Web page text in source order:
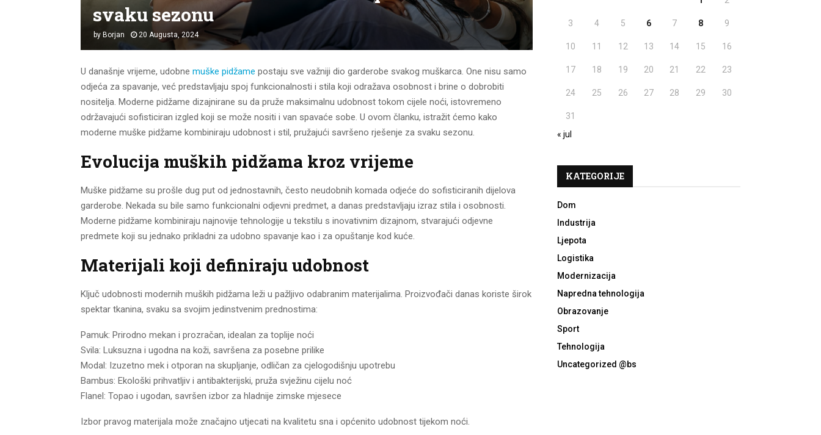
svaku sezonu
by Borjan 20 Augusta, 2024
U današnje vrijeme, udobne muške pidžame postaju sve važniji dio garderobe svakog muškarca. One nisu samo
odjeća za spavanje, već predstavljaju spoj funkcionalnosti i stila koji odražava osobnost i brine o dobrobiti
nositelja. Moderne pidžame dizajnirane su da pruže maksimalnu udobnost tokom cijele noći, istovremeno
održavajući sofisticiran izgled koji se može nositi i van spavaće sobe. U ovom članku, istražit ćemo kako
moderne muške pidžame kombiniraju udobnost i stil, pružajući savršeno rješenje za svaku sezonu.
Evolucija muških pidžama kroz vrijeme
Muške pidžame su prošle dug put od jednostavnih, često neudobnih komada odjeće do sofisticiranih dijelova
garderobe. Nekada su bile samo funkcionalni odjevni predmet, a danas predstavljaju izraz stila i osobnosti.
Moderne pidžame kombiniraju najnovije tehnologije u tekstilu s inovativnim dizajnom, stvarajući odjevne
predmete koji su jednako prikladni za udobno spavanje kao i za opuštanje kod kuće.
Materijali koji definiraju udobnost
Ključ udobnosti modernih muških pidžama leži u pažljivo odabranim materijalima. Proizvođači danas koriste širok
spektar tkanina, svaku sa svojim jedinstvenim prednostima:
Pamuk: Prirodno mekan i prozračan, idealan za toplije noći
Svila: Luksuzna i ugodna na koži, savršena za posebne prilike
Modal: Izuzetno mek i otporan na skupljanje, odličan za cjelogodišnju upotrebu
Bambus: Ekološki prihvatljiv i antibakterijski, pruža svježinu cijelu noć
Flanel: Topao i ugodan, savršen izbor za hladnije zimske mjesece
Izbor pravog materijala može značajno utjecati na kvalitetu sna i općenito udobnost tijekom noći.
3 4 5 6 7 8 9
10 11 12 13 14 15 16
17 18 19 20 21 22 23
24 25 26 27 28 29 30
31
« jul
KATEGORIJE
Dom
Industrija
Ljepota
Logistika
Modernizacija
Napredna tehnologija
Obrazovanje
Sport
Tehnologija
Uncategorized @bs